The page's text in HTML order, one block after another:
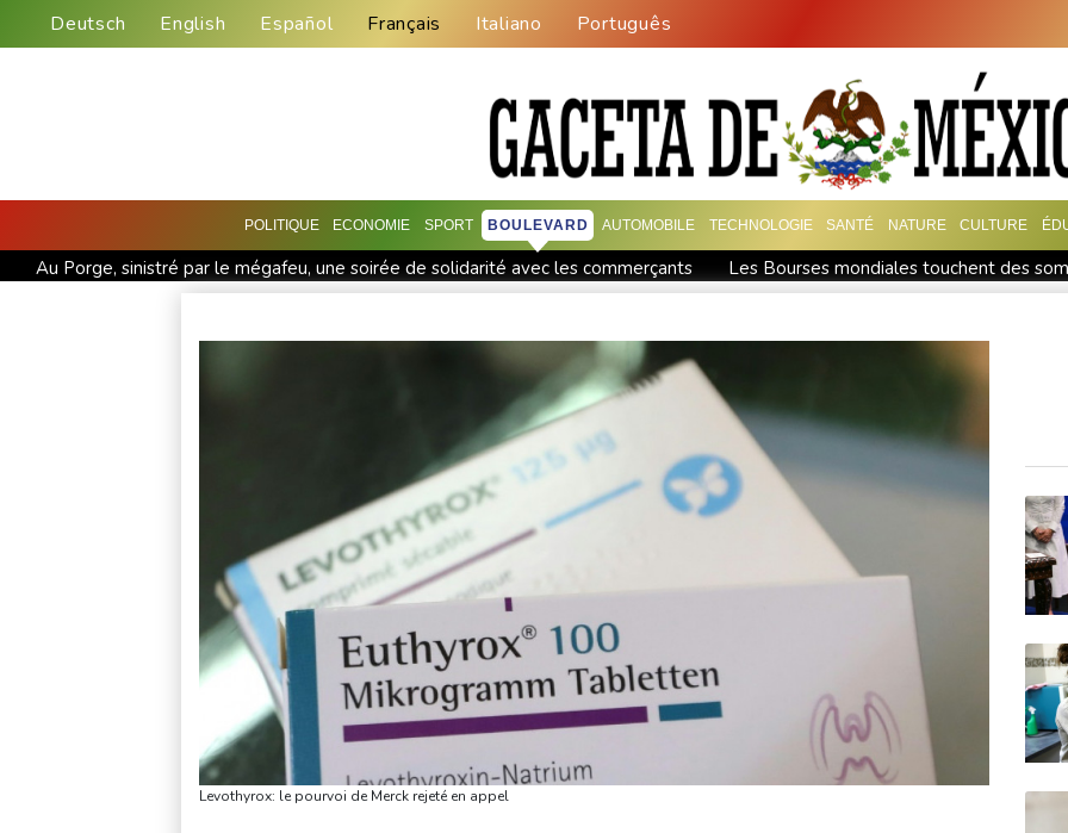
Deutsch English Español Français Italiano Português
POLITIQUE ECONOMIE SPORT BOULEVARD AUTOMOBILE TECHNOLOGIE SANTÉ NATURE CULTURE
Au Porge, sinistré par le mégafeu, une soirée de solidarité avec les commerçants
Les Bourses mondiales touchent des
La Bourse de Paris termine en hausse et poursuit sa course aux records
Tour de France: Niewiadoma s'impose au sommet
Canicules et sécheresse : un été de pertes et de désespoir pour l'agriculture
Culottes menstruelles : les règles du
En Thaïlande, "choc" et "incrédulité" dans un lycée après une fusillade mortelle
Emploi américain moins bon que prévu, les
Levothyrox: le pourvoi de Merck rejeté en appel